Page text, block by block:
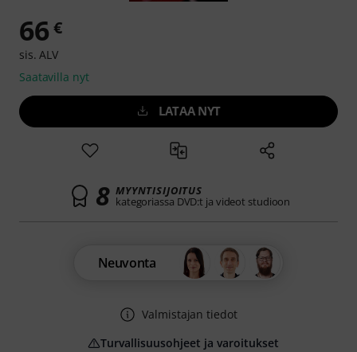
66 €
sis. ALV
Saatavilla nyt
LATAA NYT
8 MYYNTISIJOITUS
kategoriassa DVD:t ja videot studioon
Neuvonta
Valmistajan tiedot
Turvallisuusohjeet ja varoitukset